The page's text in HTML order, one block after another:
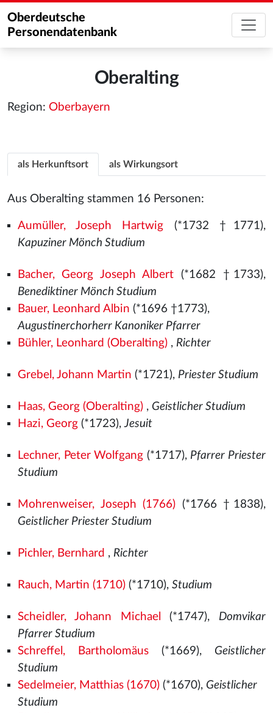
Oberdeutsche
Personendatenbank
Oberalting
Region: Oberbayern
als Herkunftsort als Wirkungsort
Aus Oberalting stammen 16 Personen:
Aumüller, Joseph Hartwig (*1732 †1771),
Kapuziner Mönch Studium
Bacher, Georg Joseph Albert (*1682 †1733),
Benediktiner Mönch Studium
Bauer, Leonhard Albin (*1696 †1773),
Augustinerchorherr Kanoniker Pfarrer
Bühler, Leonhard (Oberalting), Richter
Grebel, Johann Martin (*1721), Priester Studium
Haas, Georg (Oberalting), Geistlicher Studium
Hazi, Georg(*1723),Jesuit
Lechner, Peter Wolfgang (*1717), Pfarrer Priester
Studium
Mohrenweiser, Joseph (1766) (*1766 †1838),
Geistlicher Priester Studium
Pichler, Bernhard , Richter
Rauch, Martin (1710)(*1710), Studium
Scheidler, Johann Michael (*1747), Domvikar
Pfarrer Studium
Schreffel, Bartholomäus(*1669), Geistlicher
Studium
Sedelmeier, Matthias (1670)(*1670), Geistlicher
Studium